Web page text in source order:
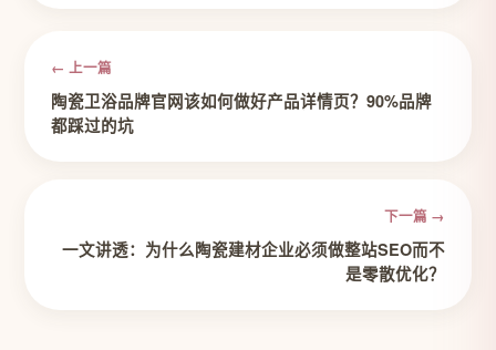
← 上一篇
陶瓷卫浴品牌官网该如何做好产品详情页？90%品牌
都踩过的坑
下一篇 →
一文讲透：为什么陶瓷建材企业必须做整站SEO而不
是零散优化？